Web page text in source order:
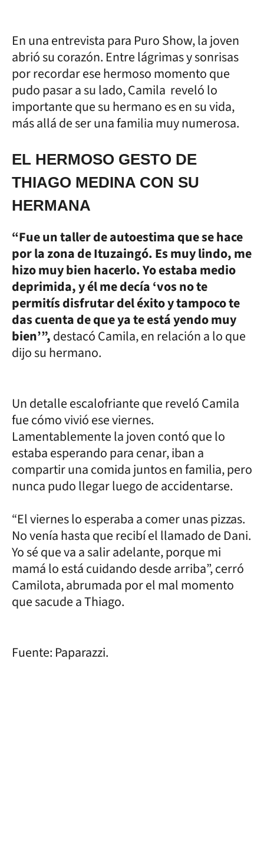
En una entrevista para Puro Show, la joven
abrió su corazón. Entre lágrimas y sonrisas
por recordar ese hermoso momento que
pudo pasar a su lado, Camila reveló lo
importante que su hermano es en su vida,
más allá de ser una familia muy numerosa.
EL HERMOSO GESTO DE
THIAGO MEDINA CON SU
HERMANA
“Fue un taller de autoestima que se hace
por la zona de Ituzaingó. Es muy lindo, me
hizo muy bien hacerlo. Yo estaba medio
deprimida, y él me decía ‘vos no te
permitís disfrutar del éxito y tampoco te
das cuenta de que ya te está yendo muy
bien’”,destacó Camila, en relación a lo que
dijo su hermano.
Un detalle escalofriante que reveló Camila
fue cómo vivió ese viernes.
Lamentablemente la joven contó que lo
estaba esperando para cenar, iban a
compartir una comida juntos en familia, pero
nunca pudo llegar luego de accidentarse.
“El viernes lo esperaba a comer unas pizzas.
No venía hasta que recibí el llamado de Dani.
Yo sé que va a salir adelante, porque mi
mamá lo está cuidando desde arriba”, cerró
Camilota, abrumada por el mal momento
que sacude a Thiago.
Fuente: Paparazzi.